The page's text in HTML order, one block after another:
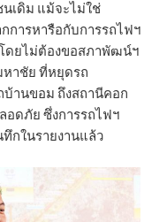
นเดิม แม้จะไม่ใช่
การหารือกับการรถไฟฯ
ดยไม่ต้องขอสภาพัฒน์ฯ
หาชัย ที่หยุดรถ
านขอม ถึงสถานีคอก
อดภัย ซึ่งการรถไฟฯ
กในรายงานแล้ว